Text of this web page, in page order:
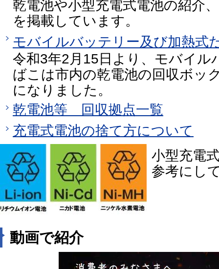
乾電池や小型充電式電池の紹介
を掲載しています。
モバイルバッテリー及び加熱式
令和3年2月15日より、モバイル
ばこは市内の乾電池の回収ボッ
になりました。
乾電池等 回収拠点一覧
充電式電池の捨て方について
小型充電
参考にし
動画で紹介